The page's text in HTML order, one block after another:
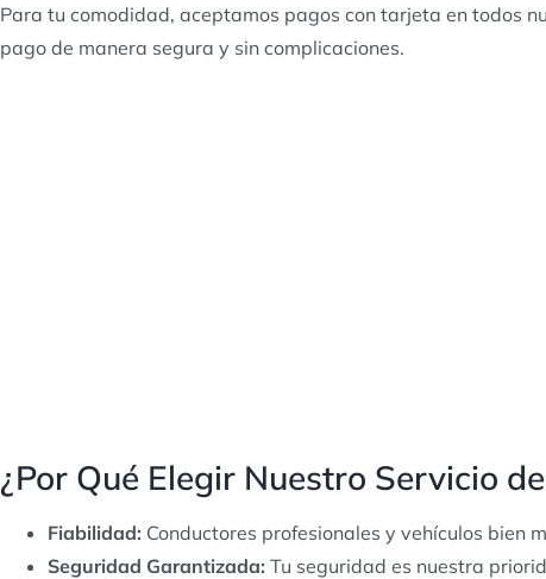
Para tu comodidad, aceptamos pagos con tarjeta en todos
pago de manera segura y sin complicaciones.
¿Por Qué Elegir Nuestro Servicio
Fiabilidad: Conductores profesionales y vehículos bien
Seguridad Garantizada: Tu seguridad es nuestra